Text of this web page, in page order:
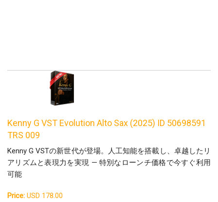
Kenny G VST Evolution Alto Sax (2025) ID 50698591
TRS 009
Kenny G VSTの新世代が登場。人工知能を搭載し、卓越したリ
アリズムと表現力を実現 — 特別なローンチ価格で今すぐ利用
可能
Price: USD 178.00